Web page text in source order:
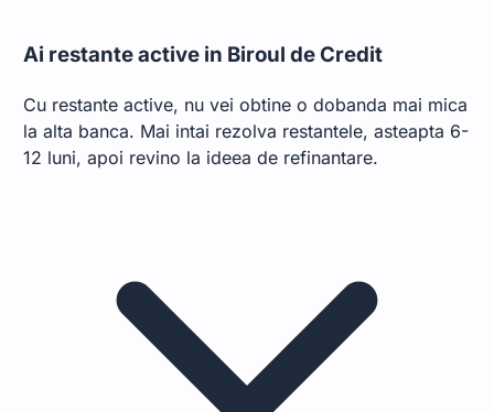
Ai restante active in Biroul de Credit
Cu restante active, nu vei obtine o dobanda mai mica
la alta banca. Mai intai rezolva restantele, asteapta 6-
12 luni, apoi revino la ideea de refinantare.